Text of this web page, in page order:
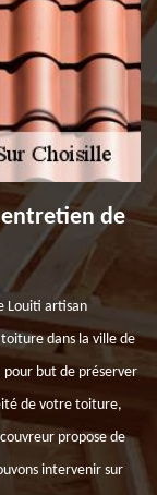
de
Louiti artisan
dans la ville de
pour but de préserver
de votre toiture,
propose de
intervenir sur